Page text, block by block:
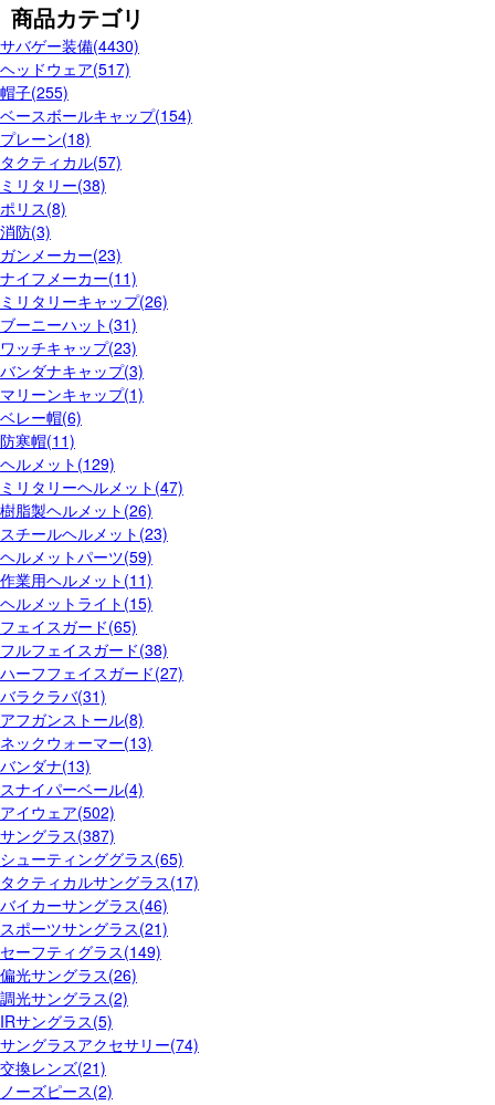
商品カテゴリ
サバゲー装備(4430)
ヘッドウェア(517)
帽子(255)
ベースボールキャップ(154)
プレーン(18)
タクティカル(57)
ミリタリー(38)
ポリス(8)
消防(3)
ガンメーカー(23)
ナイフメーカー(11)
ミリタリーキャップ(26)
ブーニーハット(31)
ワッチキャップ(23)
バンダナキャップ(3)
マリーンキャップ(1)
ベレー帽(6)
防寒帽(11)
ヘルメット(129)
ミリタリーヘルメット(47)
樹脂製ヘルメット(26)
スチールヘルメット(23)
ヘルメットパーツ(59)
作業用ヘルメット(11)
ヘルメットライト(15)
フェイスガード(65)
フルフェイスガード(38)
ハーフフェイスガード(27)
バラクラバ(31)
アフガンストール(8)
ネックウォーマー(13)
バンダナ(13)
スナイパーベール(4)
アイウェア(502)
サングラス(387)
シューティンググラス(65)
タクティカルサングラス(17)
バイカーサングラス(46)
スポーツサングラス(21)
セーフティグラス(149)
偏光サングラス(26)
調光サングラス(2)
IRサングラス(5)
サングラスアクセサリー(74)
交換レンズ(21)
ノーズピース(2)